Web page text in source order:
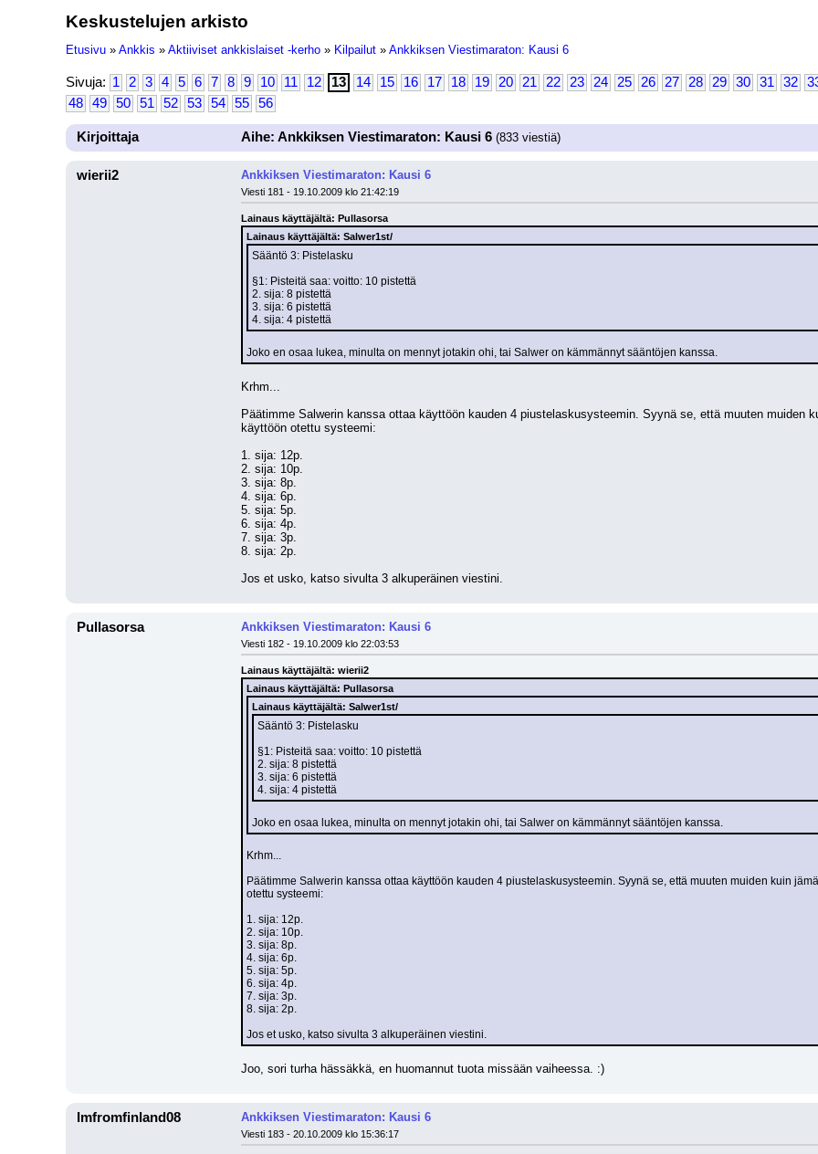
Keskustelujen arkisto
Etusivu » Ankkis » Aktiiviset ankkislaiset -kerho » Kilpailut » Ankkiksen Viestimaraton: Kausi 6
Sivuja: 1 2 3 4 5 6 7 8 9 10 11 12 13 14 15 16 17 18 19 20 21 22 23 24 25 26 27 28 29 30 31 32
48
49 50 51 52 53 54 55 56
Kirjoittaja Aihe: Ankkiksen Viestimaraton: Kausi 6 (833 viestiä)
wierii2 Ankkiksen Viestimaraton: Kausi 6
Viesti 181 - 19.10.2009 klo 21:42:19
Lainaus käyttäjältä: Pullasorsa
Lainaus käyttäjältä: Salwer1st/
Sääntö 3: Pistelasku
§1: Pisteitä saa: voitto: 10 pistettä
2. sija: 8 pistettä
3. sija: 6 pistettä
4. sija: 4 pistettä
Joko en osaa lukea, minulta on mennyt jotakin ohi, tai Salwer on kämmännyt sääntöjen kanssa.
Krhm...
Päätimme Salwerin kanssa ottaa käyttöön kauden 4 piustelaskusysteemin. Syynä se, että muuten muiden
käyttöön otettu systeemi:
1. sija: 12p.
2. sija: 10p.
3. sija: 8p.
4. sija: 6p.
5. sija: 5p.
6. sija: 4p.
7. sija: 3p.
8. sija: 2p.
Jos et usko, katso sivulta 3 alkuperäinen viestini.
Pullasorsa Ankkiksen Viestimaraton: Kausi 6
Viesti 182 - 19.10.2009 klo 22:03:53
Lainaus käyttäjältä: wierii2
Lainaus käyttäjältä: Pullasorsa
Lainaus käyttäjältä: Salwer1st/
Sääntö 3: Pistelasku
§1: Pisteitä saa: voitto: 10 pistettä
2. sija: 8 pistettä
3. sija: 6 pistettä
4. sija: 4 pistettä
Joko en osaa lukea, minulta on mennyt jotakin ohi, tai Salwer on kämmännyt sääntöjen kanssa.
Krhm...
Päätimme Salwerin kanssa ottaa käyttöön kauden 4 piustelaskusysteemin. Syynä se, että muuten muiden kuin
otettu systeemi:
1. sija: 12p.
2. sija: 10p.
3. sija: 8p.
4. sija: 6p.
5. sija: 5p.
6. sija: 4p.
7. sija: 3p.
8. sija: 2p.
Jos et usko, katso sivulta 3 alkuperäinen viestini.
Joo, sori turha hässäkkä, en huomannut tuota missään vaiheessa. :)
Imfromfinland08 Ankkiksen Viestimaraton: Kausi 6
Viesti 183 - 20.10.2009 klo 15:36:17